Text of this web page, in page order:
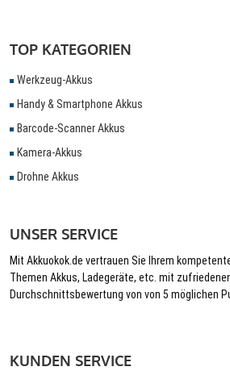
TOP KATEGORIEN
Werkzeug-Akkus
Handy & Smartphone Akkus
Barcode-Scanner Akkus
Kamera-Akkus
Drohne Akkus
UNSER SERVICE
Mit Akkuokok.de vertrauen Sie Ihrem
Themen Akkus, Ladegeräte, etc. mit
Durchschnittsbewertung von von 5 möglichen
KUNDEN SERVICE